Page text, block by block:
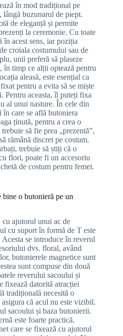
în mod tradițional pe
buzunarul de piept.
de eleganță și permite
la ceremonie. Cu toate
în acest sens, iar poziția
croiala costumului sau de
unii preferă să plaseze
în timp ce alții optează pentru
aleasă, este esențial ca
pentru a evita să se miște
Pentru aceasta, îl puteți fixa
al unui nasture. În cele din
care se află butoniera
ținută, pentru a crea o
să fie prea „prezentă”,
rămână discret pe costum.
trebuie să știți că o
flori, poate fi un accesoriu
de costum pentru femei.
bine o butonieră pe un
cu ajutorul unui ac de
cu suport în formă de T este
Acesta se introduce în reverul
dvs. floral, având
butonierele magnetice sunt
sunt compuse din două
reverului sacoului și
fixează datorită atracției
tradițională necesită o
că acul nu este vizibil.
sacoului și baza butonierii.
este foarte practică.
care se fixează cu ajutorul